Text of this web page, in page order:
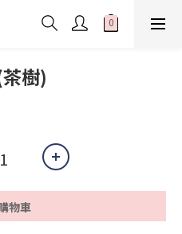
樹)
物車